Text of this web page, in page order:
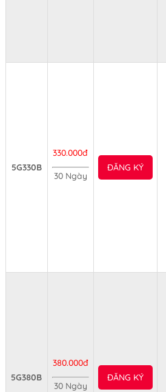
5G330B
330.000đ
30 Ngày
ĐĂNG KÝ
5G380B
380.000đ
30 Ngày
ĐĂNG KÝ